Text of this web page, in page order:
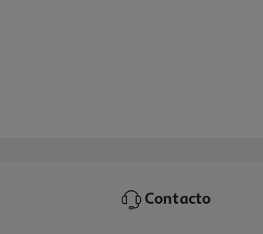
Contacto